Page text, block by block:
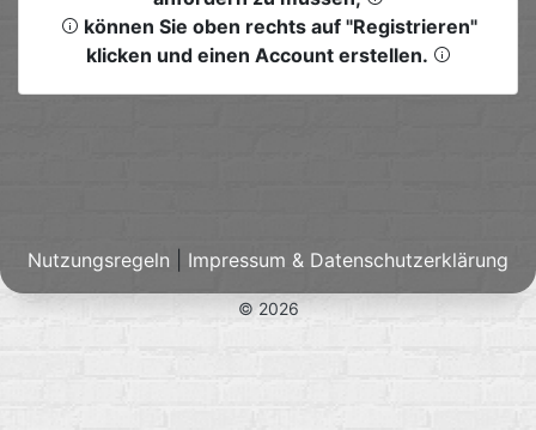
können Sie oben rechts auf "Registrieren"
klicken und einen Account erstellen.
Nutzungsregeln Impressum & Datenschutzerklärung
© 2026